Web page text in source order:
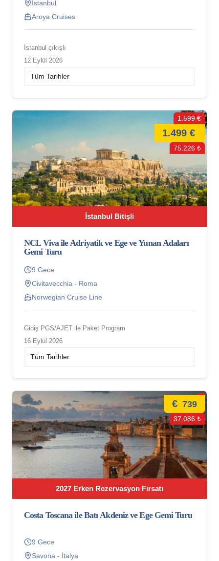
İstanbul
Aroya Cruises
İstanbul çıkışlı
12 Eylül 2026
İstanbul Bitişli
1.599 €
1.499 €
75.226 ₺
NCL Viva ile Adriyatik ve Ege ve Yunan Adaları
Gemi Turu
9 Gece
Civitavecchia - Roma
Norwegian Cruise Line
Gidiş PGS/AJET ile Paket Program
16 Eylül 2026
2027 Erken Rezervasyon Fırsatı
€ 739
37.086 ₺
Costa Toscana ile Batı Akdeniz ve Ege Gemi Turu
9 Gece
Savona - İtalya